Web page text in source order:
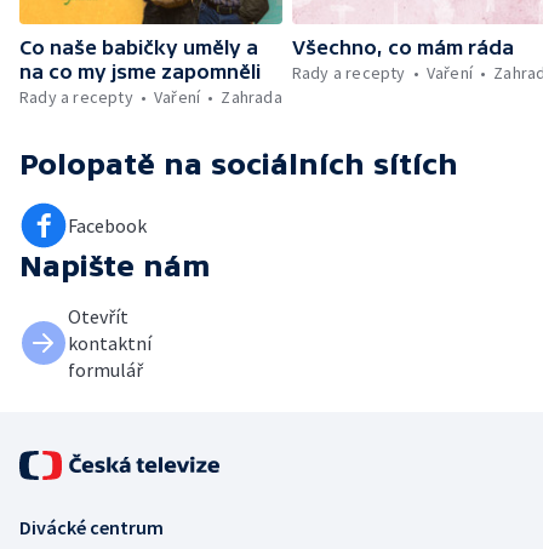
Co naše babičky uměly a
na co my jsme zapomněli
Rady a recepty
Vaření Zahrada
Všechno, co mám ráda
Rady a recepty
Vaření
Polopatě na sociálních sítích
Facebook
Napište nám
Otevřít
kontaktní
formulář
Divácké centrum